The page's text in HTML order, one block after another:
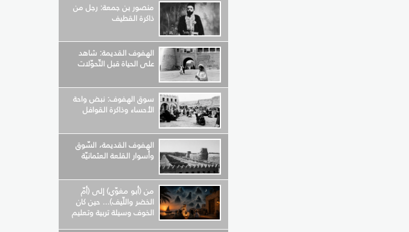
منصور بن جمعة: رجل من
ذاكرة القطيف
الهفوف القديمة: شاهد
على الحياة قبل التّحوّلات
سوق الهفوف: نبض واحة
الأحساء وذاكرة القوافل
الهفوف القديمة، السّوق
وأسوار القلعة العثمانيّة
من (أبو مغوّي) إلى (أمّ
الخضر واللّيف)... حين كان
الخوف وسيلة تربية وتعليم